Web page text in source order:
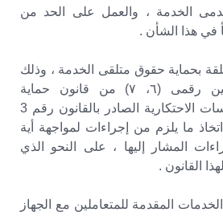
الخدمة ، والعمل على الحد من
في هذا الشأن .
بحماية حقوق متلقى الخدمة ، وذلك
بمراعاة أحكام المادتين رقمى (٦، ٧) من قانون حماية
المنافسة ومنع الممارسات الاحتكارية الصادر بالقانون رقم 3
اتخاذ ما يلزم من إجراءات لمواجهة أية
المشار إليها ، على النحو الذي
القانون .
المقدمة للمتعاملين مع الجهاز